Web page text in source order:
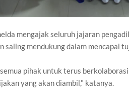
mengajak seluruh jajaran
saling mendukung dalam mencapai
pihak untuk terus
yang akan diambil," katanya.